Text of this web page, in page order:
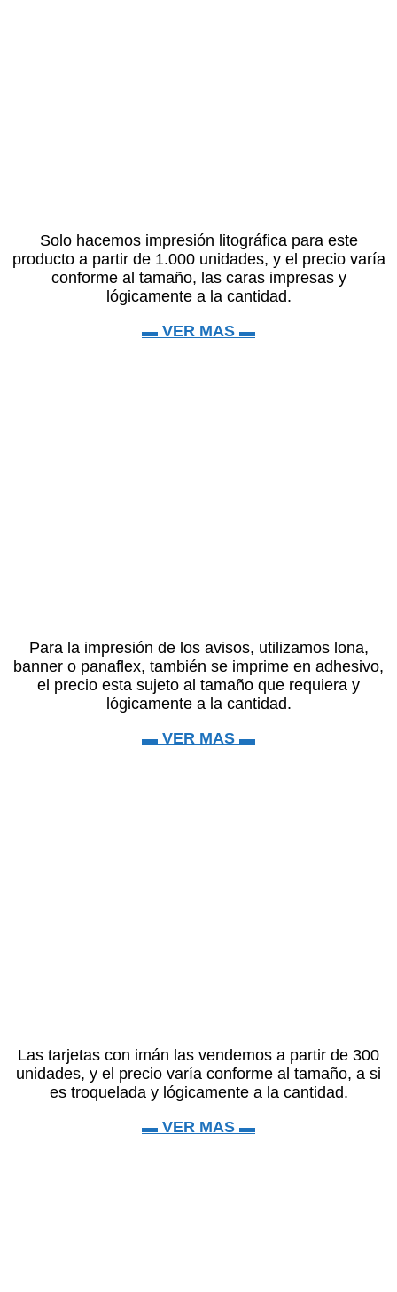
Solo hacemos impresión litográfica para este
producto a partir de 1.000 unidades, y el precio varía
conforme al tamaño, las caras impresas y
lógicamente a la cantidad.
▬ VER MAS ▬
Para la impresión de los avisos, utilizamos lona,
banner o panaflex, también se imprime en adhesivo,
el precio esta sujeto al tamaño que requiera y
lógicamente a la cantidad.
▬ VER MAS ▬
Las tarjetas con imán las vendemos a partir de 300
unidades, y el precio varía conforme al tamaño, a si
es troquelada y lógicamente a la cantidad.
▬ VER MAS ▬